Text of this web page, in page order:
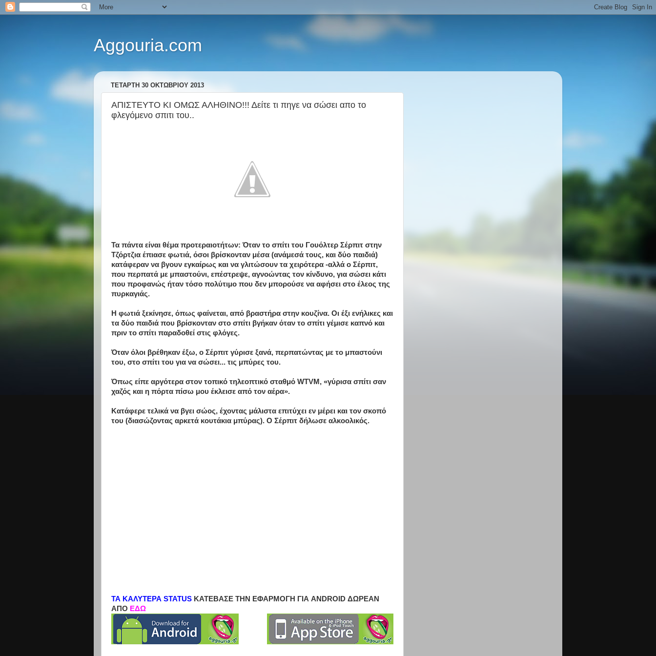
Aggouria.com
ΤΕΤΆΡΤΗ 30 ΟΚΤΩΒΡΊΟΥ 2013
ΑΠΙΣΤΕΥΤΟ ΚΙ ΟΜΩΣ ΑΛΗΘΙΝΟ!!! Δείτε τι πηγε να σώσει απο το
φλεγόμενο σπιτι του..
Τα πάντα είναι θέμα προτεραιοτήτων: Όταν το σπίτι του Γουόλτερ Σέρπιτ στην
Τζόρτζια έπιασε φωτιά, όσοι βρίσκονταν μέσα (ανάμεσά τους, και δύο παιδιά)
κατάφεραν να βγουν εγκαίρως και να γλιτώσουν τα χειρότερα -αλλά ο Σέρπιτ,
που περπατά με μπαστούνι, επέστρεψε, αγνοώντας τον κίνδυνο, για σώσει κάτι
που προφανώς ήταν τόσο πολύτιμο που δεν μπορούσε να αφήσει στο έλεος της
πυρκαγιάς.
Η φωτιά ξεκίνησε, όπως φαίνεται, από βραστήρα στην κουζίνα. Οι έξι ενήλικες και
τα δύο παιδιά που βρίσκονταν στο σπίτι βγήκαν όταν το σπίτι γέμισε καπνό και
πριν το σπίτι παραδοθεί στις φλόγες.
Όταν όλοι βρέθηκαν έξω, ο Σέρπιτ γύρισε ξανά, περπατώντας με το μπαστούνι
του, στο σπίτι του για να σώσει... τις μπύρες του.
Όπως είπε αργότερα στον τοπικό τηλεοπτικό σταθμό WTVM, «γύρισα σπίτι σαν
χαζός και η πόρτα πίσω μου έκλεισε από τον αέρα».
Κατάφερε τελικά να βγει σώος, έχοντας μάλιστα επιτύχει εν μέρει και τον σκοπό
του (διασώζοντας αρκετά κουτάκια μπύρας). Ο Σέρπιτ δήλωσε αλκοολικός.
ΤΑ ΚΑΛΥΤΕΡΑ STATUS ΚΑΤΕΒΑΣΕ ΤΗΝ ΕΦΑΡΜΟΓΗ ΓΙΑ ANDROID ΔΩΡΕΑΝ
ΑΠΟ ΕΔΩ